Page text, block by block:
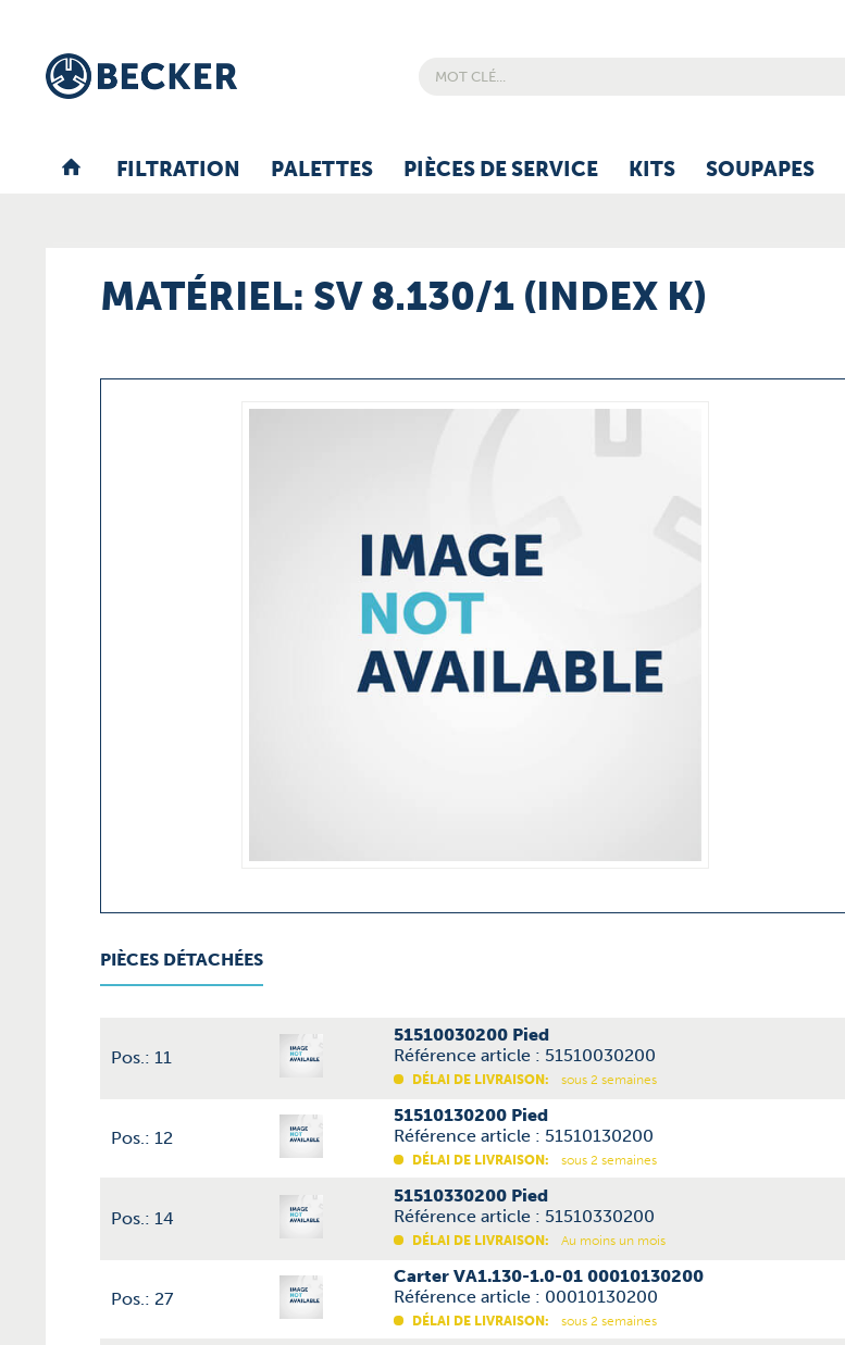
FILTRATION PALETTES PIÈCES DE SERVICE KITS SOUPAPES
MATÉRIEL: SV 8.130/1 (INDEX K)
PIÈCES DÉTACHÉES
Pos.: 11
51510030200 Pied
Référence article : 51510030200
DÉLAI DE LIVRAISON: sous 2 semaines
Pos.: 12
51510130200 Pied
Référence article : 51510130200
DÉLAI DE LIVRAISON: sous 2 semaines
Pos.: 14
51510330200 Pied
Référence article : 51510330200
DÉLAI DE LIVRAISON: Au moins un mois
Pos.: 27
Carter VA1.130-1.0-01 00010130200
Référence article : 00010130200
DÉLAI DE LIVRAISON: sous 2 semaines